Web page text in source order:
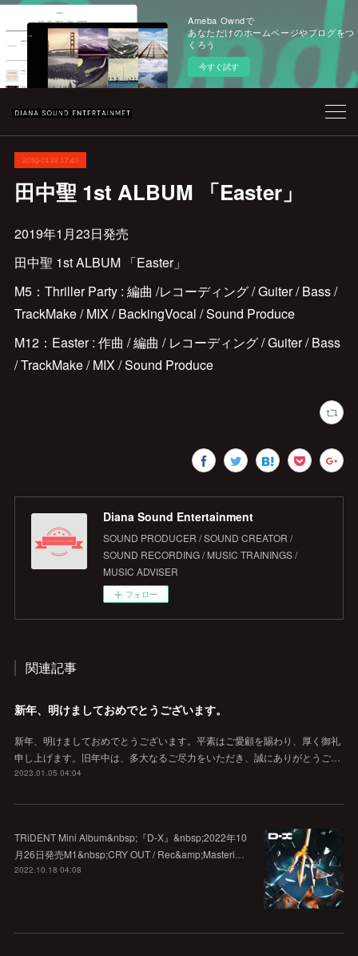
Ameba Owndで
あなただけのホームページやブログをつ
くろう
今すぐ試す
2019.01.22 17:40
田中聖 1st ALBUM 「Easter」
2019年1月23日発売
田中聖 1st ALBUM 「Easter」
M5：Thriller Party : 編曲 /レコーディング / Guiter / Bass /
TrackMake / MIX / BackingVocal / Sound Produce
M12：Easter : 作曲 / 編曲 / レコーディング / Guiter / Bass
/ TrackMake / MIX / Sound Produce
Diana Sound Entertainment
SOUND PRODUCER / SOUND CREATOR /
SOUND RECORDING / MUSIC TRAININGS /
MUSIC ADVISER
フォロー
関連記事
新年、明けましておめでとうございます。
新年、明けましておめでとうございます。平素はご愛顧を賜わり、厚く御礼
申し上げます。旧年中は、多大なるご尽力をいただき、誠にありがとうご…
2023.01.05 04:04
TRiDENT Mini Album&nbsp;『D-X』&nbsp;2022年10
月26日発売M1&nbsp;CRY OUT / Rec&amp;Masteri…
2022.10.18 04:08